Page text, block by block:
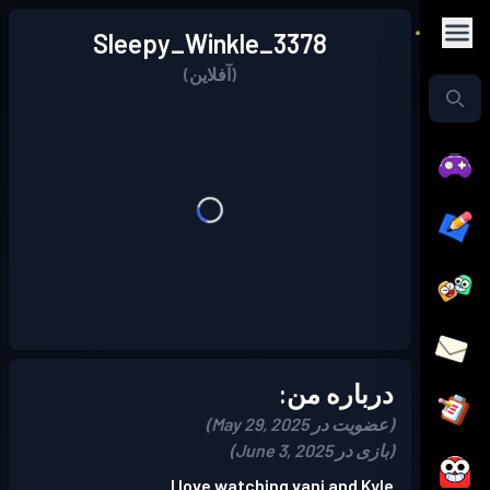
Sleepy_Winkle_3378
(آفلاین)
درباره من:
(عضویت در May 29, 2025)
(بازی در June 3, 2025)
I love watching vani and Kyle